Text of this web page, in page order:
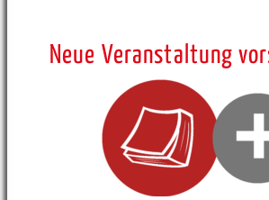
Neue Veranstaltung